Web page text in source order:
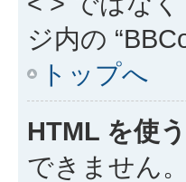
ジ内の
トップへ
HTML を使
できません